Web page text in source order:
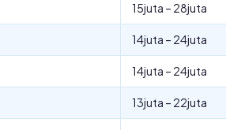
15juta – 28juta
14juta – 24juta
14juta – 24juta
13juta – 22juta